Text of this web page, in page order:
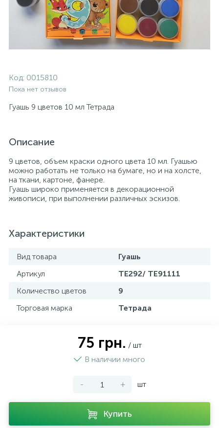
Код: 0015810
Пока нет отзывов
Гуашь 9 цветов 10 мл Тетрада
Описание
9 цветов, объем краски одного цвета 10 мл. Гуашью
можно работать не только на бумаге, но и на холсте,
на ткани, картоне, фанере.
Гуашь широко применяется в декорационной
живописи, при выполнении различных эскизов.
Характеристики
Вид товара
Гуашь
Артикул
ТЕ292/ ТЕ91111
Количество цветов
9
Торговая марка
Тетрада
75 грн. / шт
В наличии много
- + шт
Купить